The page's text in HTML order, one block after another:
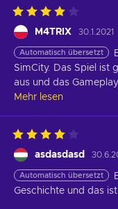
M4TRIX 30.1.2021
Automatisch übersetzt
SimCity. Das Spiel ist
aus und das
Mehr lesen
asdasdasd
Automatisch übersetzt
Geschichte und das